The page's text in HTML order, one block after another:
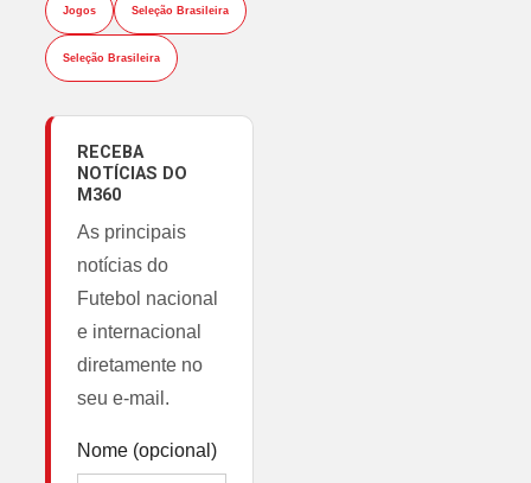
Jogos Seleção Brasileira
Seleção Brasileira
RECEBA
NOTÍCIAS DO
M360
As principais
notícias do
Futebol nacional
e internacional
diretamente no
seu e-mail.
Nome (opcional)